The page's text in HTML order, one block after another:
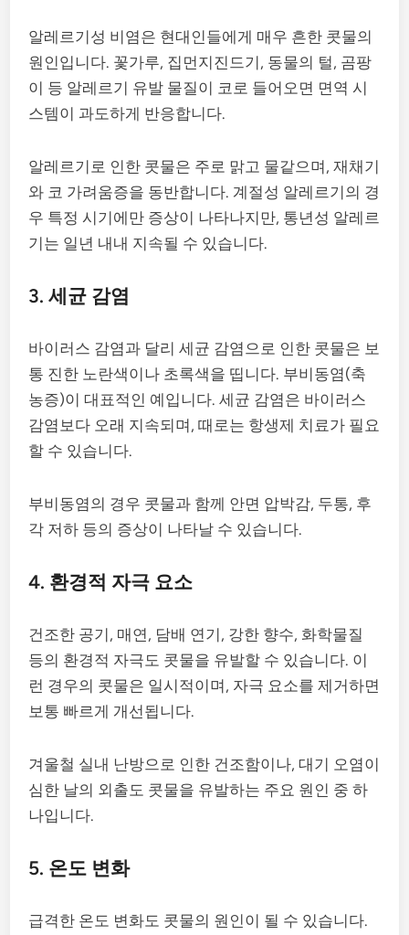
알레르기성 비염은 현대인들에게 매우 흔한 콧물의
원인입니다. 꽃가루, 집먼지진드기, 동물의 털, 곰팡
이 등 알레르기 유발 물질이 코로 들어오면 면역 시
스템이 과도하게 반응합니다.
알레르기로 인한 콧물은 주로 맑고 물같으며, 재채기
와 코 가려움증을 동반합니다. 계절성 알레르기의 경
우 특정 시기에만 증상이 나타나지만, 통년성 알레르
기는 일년 내내 지속될 수 있습니다.
3. 세균 감염
바이러스 감염과 달리 세균 감염으로 인한 콧물은 보
통 진한 노란색이나 초록색을 띱니다. 부비동염(축
농증)이 대표적인 예입니다. 세균 감염은 바이러스
감염보다 오래 지속되며, 때로는 항생제 치료가 필요
할 수 있습니다.
부비동염의 경우 콧물과 함께 안면 압박감, 두통, 후
각 저하 등의 증상이 나타날 수 있습니다.
4. 환경적 자극 요소
건조한 공기, 매연, 담배 연기, 강한 향수, 화학물질
등의 환경적 자극도 콧물을 유발할 수 있습니다. 이
런 경우의 콧물은 일시적이며, 자극 요소를 제거하면
보통 빠르게 개선됩니다.
겨울철 실내 난방으로 인한 건조함이나, 대기 오염이
심한 날의 외출도 콧물을 유발하는 주요 원인 중 하
나입니다.
5. 온도 변화
급격한 온도 변화도 콧물의 원인이 될 수 있습니다.